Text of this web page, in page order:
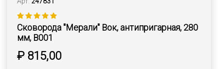
Сковорода "Мерали" Вок, антипригарная, 280
мм, В001
₽ 815,00